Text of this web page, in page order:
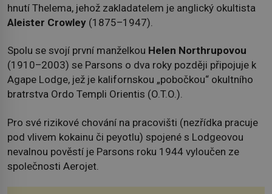
hnutí Thelema, jehož zakladatelem je anglický okultista
Aleister Crowley (1875–1947).
Spolu se svojí první manželkou Helen Northrupovou
(1910–2003) se Parsons o dva roky později připojuje k
Agape Lodge, jež je kalifornskou „pobočkou“ okultního
bratrstva Ordo Templi Orientis (O.T.O.).
Pro své rizikové chování na pracovišti (nezřídka pracuje
pod vlivem kokainu či peyotlu) spojené s Lodgeovou
nevalnou pověstí je Parsons roku 1944 vyloučen ze
společnosti Aerojet.